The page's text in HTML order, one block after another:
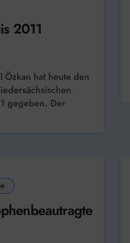
2011
gegeben. Der